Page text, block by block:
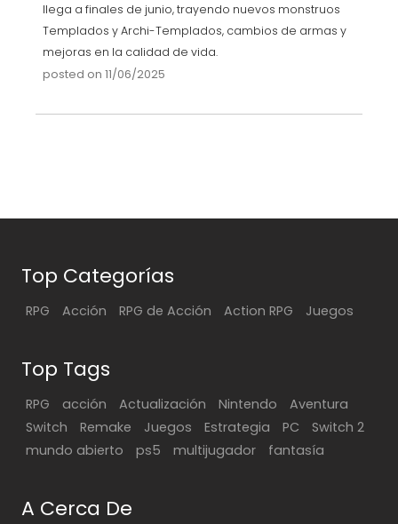
llega a finales de junio, trayendo nuevos monstruos
Templados y Archi-Templados, cambios de armas y
mejoras en la calidad de vida.
posted on 11/06/2025
Top Categorías
RPG Acción RPG de Acción Action RPG Juegos
Top Tags
RPG acción Actualización Nintendo
Aventura
Switch
Remake Juegos Estrategia PC
Switch 2
mundo abierto
ps5 multijugador fantasía
A Cerca De